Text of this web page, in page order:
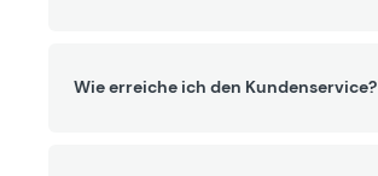
Wie erreiche ich den Kundenservice?